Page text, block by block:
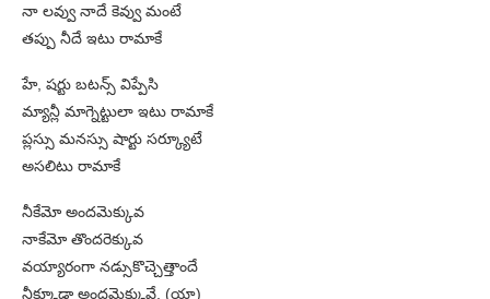
నా లవ్వు నాదే కెవ్వు మంటే
తప్పు నీదే ఇటు రామాకే
హే, షర్టు బటన్స్ విప్పేసి
మ్యాన్లీ మాగ్నెట్టులా ఇటు రామాకే
ప్లస్సు మనస్సు షార్టు సర్క్యూటే
అసలిటు రామాకే
నీకేమో అందమెక్కువ
నాకేమో తొందరెక్కువ
వయ్యారంగా నడ్సుకొచ్చెత్తాందే
నీక్కూడా అందమెక్కువే, (యా)